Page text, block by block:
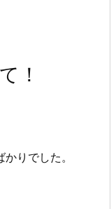
！
りでした。